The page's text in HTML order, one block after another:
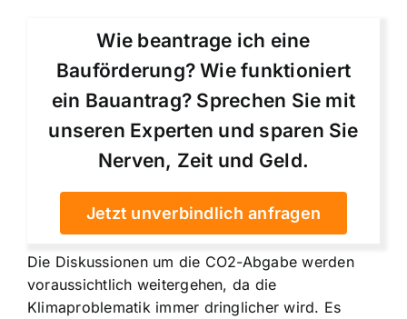
Wie beantrage ich eine
Bauförderung? Wie funktioniert
ein Bauantrag? Sprechen Sie mit
unseren Experten und sparen Sie
Nerven, Zeit und Geld.
Jetzt unverbindlich anfragen
Die Diskussionen um die CO2-Abgabe werden
voraussichtlich weitergehen, da die
Klimaproblematik immer dringlicher wird. Es